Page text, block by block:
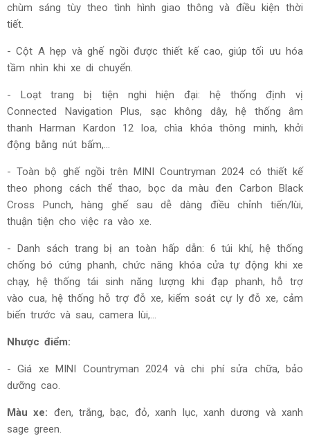
chùm sáng tùy theo tình hình giao thông và điều kiện thời
tiết.
- Cột A hẹp và ghế ngồi được thiết kế cao, giúp tối ưu hóa
tầm nhìn khi xe di chuyển.
- Loạt trang bị tiện nghi hiện đại: hệ thống định vị
Connected Navigation Plus, sạc không dây, hệ thống âm
thanh Harman Kardon 12 loa, chìa khóa thông minh, khởi
động bằng nút bấm,...
- Toàn bộ ghế ngồi trên MINI Countryman 2024 có thiết kế
theo phong cách thể thao, bọc da màu đen Carbon Black
Cross Punch, hàng ghế sau dễ dàng điều chỉnh tiến/lùi,
thuận tiện cho việc ra vào xe.
- Danh sách trang bị an toàn hấp dẫn: 6 túi khí, hệ thống
chống bó cứng phanh, chức năng khóa cửa tự động khi xe
chạy, hệ thống tái sinh năng lượng khi đạp phanh, hỗ trợ
vào cua, hệ thống hỗ trợ đỗ xe, kiểm soát cự ly đỗ xe, cảm
biến trước và sau, camera lùi,...
Nhược điểm:
- Giá xe MINI Countryman 2024 và chi phí sửa chữa, bảo
dưỡng cao.
Màu xe: đen, trắng, bạc, đỏ, xanh lục, xanh dương và xanh
sage green.